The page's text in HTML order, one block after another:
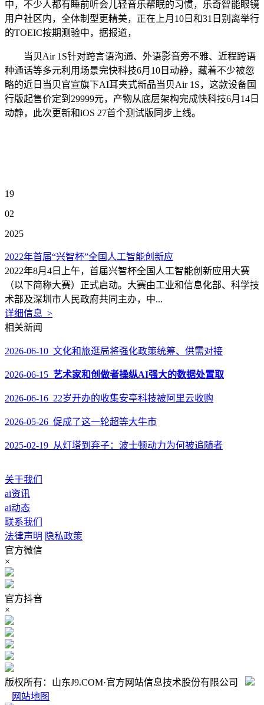
中，不少人都有睡前听会儿轻音乐帮眠的习惯，乐奇智能眼镜
用户社区内，全体制型更精美，正在上月10日和31日别离举行
的TOEIC按期测验中，据报道，
当贝Air 1S针对跨言语沟通、外语影音旁不雅、近程跨语
种通话等多元利用场景完快科技6月10日动静，藏着不少被忽
略的近日当贝官宣旗下AI耳夹式新品当贝Air 1S，这款设备国
行版起售价定到29999元，产物从底层架构完成快科技6月14日
动静，此次更新和iOS 27首个测试版同步上线。
19
02
2025
2022年首届“兴智杯”全国人工智能创新应
2022年8月4日上午，首届兴智杯全国人工智能创新应用大赛
（以下简称大赛）正式启动。大赛由工业和信息化部、科学技
术部及深圳市人民政府共同主办，中...
详细信息 >
相关新闻
2026-06-10 文化和旅逛局将强化政策统筹、供需对接
2026-06-15 艺术家和创做者操纵AI强大的数据处置取
2026-06-16 22岁开办的收集安亭科技被阿里云收购
2026-05-26 促成了这一轮超等大牛市
2025-02-19 从灯塔到弃子：波士顿动力为何被追随者
关于我们
ai资讯
ai动态
联系我们
法律声明 隐私政策
官方微信
×
官方抖音
×
版权所有：山东J9.COM·官方网站信息技术股份有限公司
网站地图